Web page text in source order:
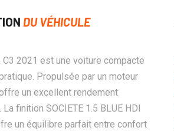
DU VÉHICULE
C3 2021 est une voiture compacte
Propulsée par un moteur
un excellent rendement
finition SOCIETE 1.5 BLUE HDI
un équilibre parfait entre confort